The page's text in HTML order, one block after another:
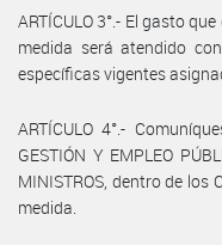
ARTÍCULO 3°.- El gasto
medida será atendido
específicas vigentes
ARTÍCULO 4°.-
GESTIÓN Y EMPLEO
MINISTROS, dentro de los
medida.